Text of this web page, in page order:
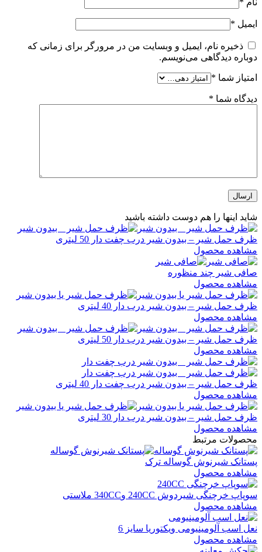
نام *
ایمیل *
ذخیره نام، ایمیل و وبسایت من در مرورگر برای زمانی که
دوباره دیدگاهی می‌نویسم.
امتیاز شما *
دیدگاه شما *
شاید اینها را هم دوست داشته باشید
ظرف حمل شیر – بیدون شیر درب چفت دار 50 لیتری
مشاهده محصول
صافی شیر چند منظوره
مشاهده محصول
ظرف حمل شیر – بیدون شیر درب دار 40 لیتری
مشاهده محصول
ظرف حمل شیر – بیدون شیر درب دار 50 لیتری
مشاهده محصول
ظرف حمل شیر – بیدون شیر درب چفت دار 40 لیتری
مشاهده محصول
ظرف حمل شیر – بیدون شیر درب دار 30 لیتری
مشاهده محصول
محصولات مرتبط
پستانک شیرنوش گوساله ترک
مشاهده محصول
سوپاپ خرچنگی شیردوش 240CC و340CC ملاستی
مشاهده محصول
نعل اسب آلومینیومی ویکتوریا سایز 6
مشاهده محصول